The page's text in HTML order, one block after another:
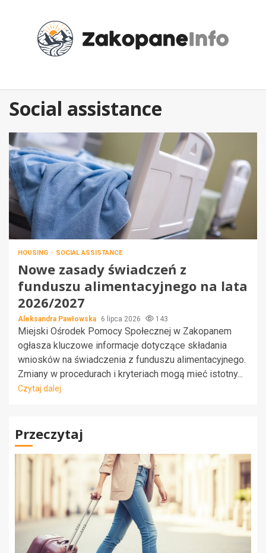
Social assistance
HOUSING SOCIAL ASSISTANCE
Nowe zasady świadczeń z
funduszu alimentacyjnego na lata
2026/2027
Aleksandra Pawłowska 6 lipca 2026 143
Miejski Ośrodek Pomocy Społecznej w Zakopanem
ogłasza kluczowe informacje dotyczące składania
wniosków na świadczenia z funduszu alimentacyjnego.
Zmiany w procedurach i kryteriach mogą mieć istotny...
Czytaj dalej
Przeczytaj